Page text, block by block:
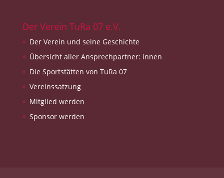
Der Verein TuRa 07 e.V.
Der Verein und seine Geschichte
Übersicht aller Ansprechpartner: innen
Die Sportstätten von TuRa 07
Vereinssatzung
Mitglied werden
Sponsor werden